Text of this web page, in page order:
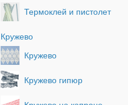
Термоклей и пистолет
Кружево
Кружево
Кружево гипюр